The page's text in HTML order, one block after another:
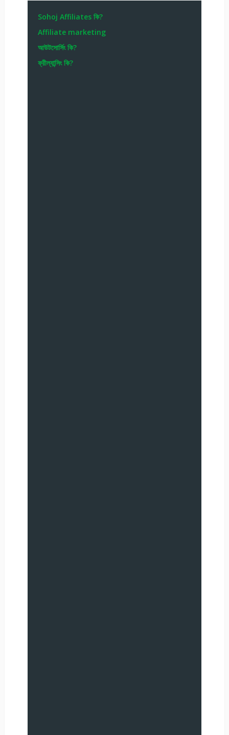
Sohoj Affiliates কি?
Affiliate marketing
আউটসোর্সিং কি?
ফ্রীল্যান্সিং কি?